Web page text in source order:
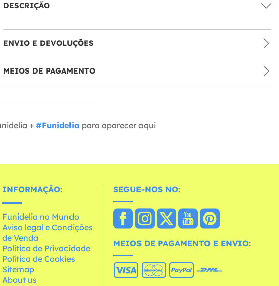
DESCRIÇÃO
ENVIO E DEVOLUÇÕES
MEIOS DE PAGAMENTO
+ #Funidelia para aparecer aqui
INFORMAÇÃO:
Funidelia no Mundo
Aviso legal e Condições
de Venda
Política de Privacidade
Política de Cookies
Sitemap
About us
SEGUE-NOS NO:
MEIOS DE PAGAMENTO E ENVIO: